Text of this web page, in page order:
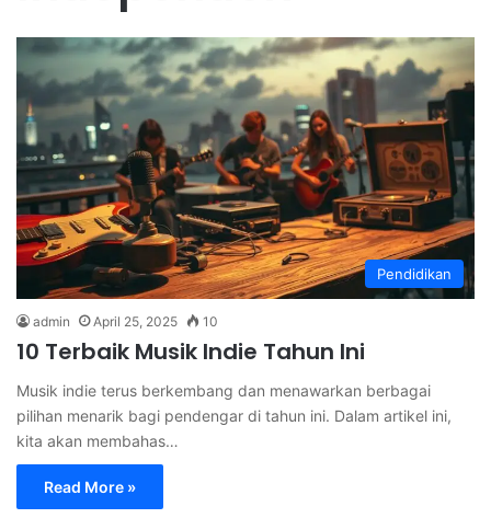
Pendidikan
admin April 25, 2025 10
10 Terbaik Musik Indie Tahun Ini
Musik indie terus berkembang dan menawarkan berbagai
pilihan menarik bagi pendengar di tahun ini. Dalam artikel ini,
kita akan membahas…
Read More »